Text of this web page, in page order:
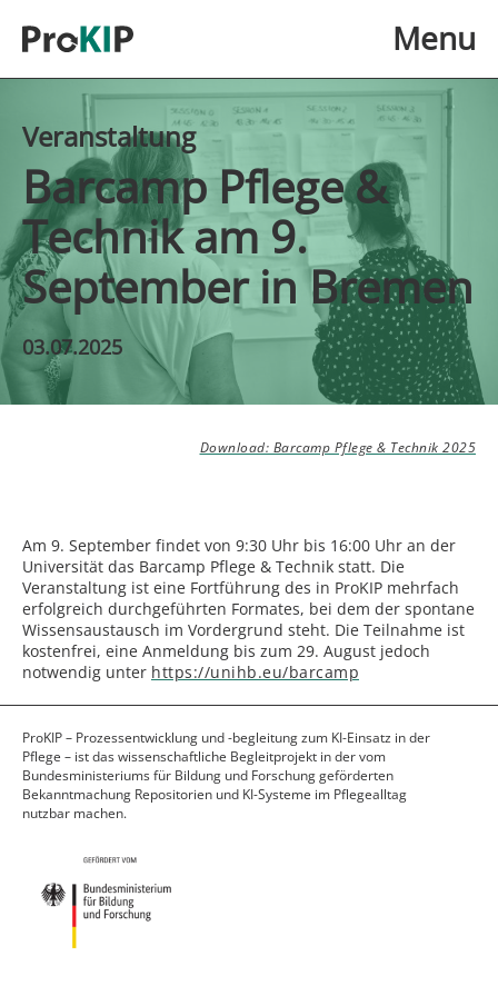
Menu
Veranstaltung
Barcamp Pflege &
Technik am 9.
September in Bremen
03.07.2025
Download: Barcamp Pflege & Technik 2025
Am 9. September findet von 9:30 Uhr bis 16:00 Uhr an der
Universität das Barcamp Pflege & Technik statt. Die
Veranstaltung ist eine Fortführung des in ProKIP mehrfach
erfolgreich durchgeführten Formates, bei dem der spontane
Wissensaustausch im Vordergrund steht. Die Teilnahme ist
kostenfrei, eine Anmeldung bis zum 29. August jedoch
notwendig unter https://unihb.eu/barcamp
ProKIP – Prozessentwicklung und -begleitung zum KI-Einsatz in der
Pflege – ist das wissenschaftliche Begleitprojekt in der vom
Bundesministeriums für Bildung und Forschung geförderten
Bekanntmachung Repositorien und KI-Systeme im Pflegealltag
nutzbar machen.